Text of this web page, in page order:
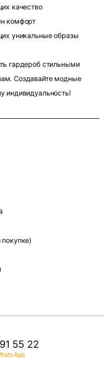
качество
комфорт
уникальные образы
гардероб стильными
Создавайте модные
индивидуальность!
55 22
App